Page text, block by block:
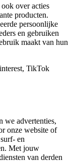
over acties
producten.
persoonlijke
en gebruiken
maakt van hun
TikTok
we advertenties,
onze website of
en
Met jouw
van derden